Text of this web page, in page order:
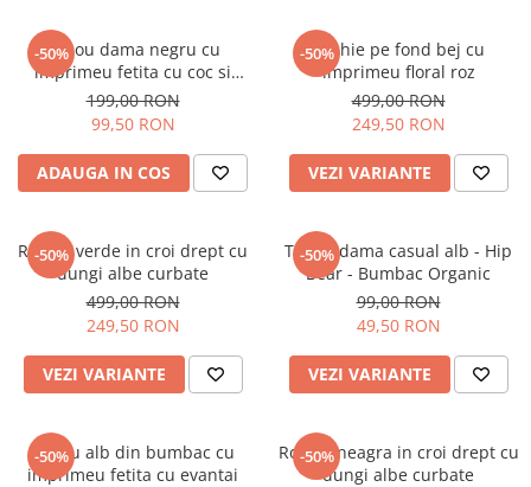
-50%
Tricou dama negru cu
imprimeu fetita cu coc si
ochelari albastrii
199,00 RON
99,50 RON
ADAUGA IN COS
-50%
Rochie pe fond bej cu
imprimeu floral roz
499,00 RON
249,50 RON
VEZI VARIANTE
-50%
Rochie verde in croi drept cu
dungi albe curbate
499,00 RON
249,50 RON
VEZI VARIANTE
-50%
Tricou dama casual alb - Hip
Bear - Bumbac Organic
99,00 RON
49,50 RON
VEZI VARIANTE
-50%
Tricou alb din bumbac cu
imprimeu fetita cu evantai
-50%
Rochie neagra in croi drept cu
dungi albe curbate